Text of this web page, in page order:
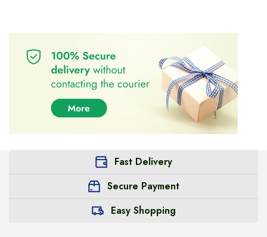
Fast Delivery
Secure Payment
Easy Shopping